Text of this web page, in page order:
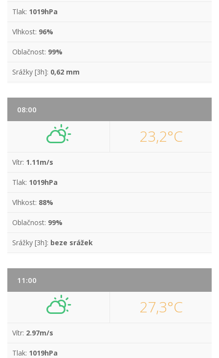
Tlak: 1019hPa
Vlhkost: 96%
Oblačnost: 99%
Srážky [3h]: 0,62 mm
08:00
23,2°C
Vítr: 1.11m/s
Tlak: 1019hPa
Vlhkost: 88%
Oblačnost: 99%
Srážky [3h]: beze srážek
11:00
27,3°C
Vítr: 2.97m/s
Tlak: 1019hPa